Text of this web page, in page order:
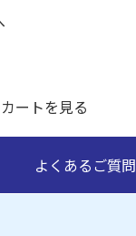
カートを見る
よくあるご質問